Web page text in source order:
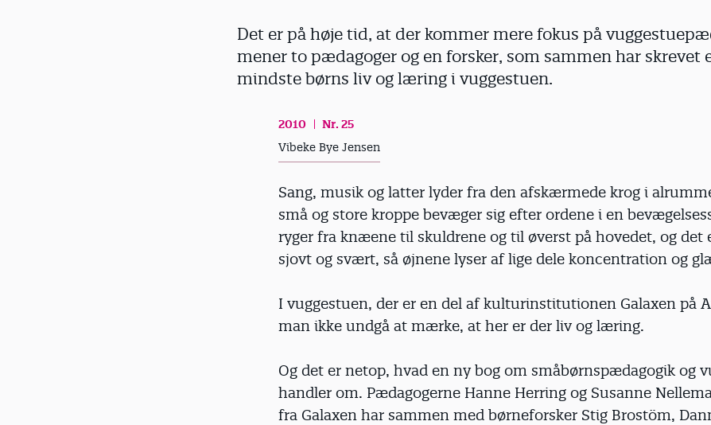
Det er på høje tid, at der kommer mere fokus på
mener to pædagoger og en forsker, som sammen har skrevet
mindste børns liv og læring i vuggestuen.
2010
Nr. 25
Vibeke Bye Jensen
Sang, musik og latter lyder fra den afskærmede krog i
små og store kroppe bevæger sig efter ordene i en
ryger fra knæene til skuldrene og til øverst på hovedet, og det
sjovt og svært, så øjnene lyser af lige dele koncentration og
I vuggestuen, der er en del af kulturinstitutionen Galaxen på
man ikke undgå at mærke, at her er der liv og læring.
Og det er netop, hvad en ny bog om småbørnspædagogik og
handler om. Pædagogerne Hanne Herring og Susanne
fra Galaxen har sammen med børneforsker Stig Brostöm,